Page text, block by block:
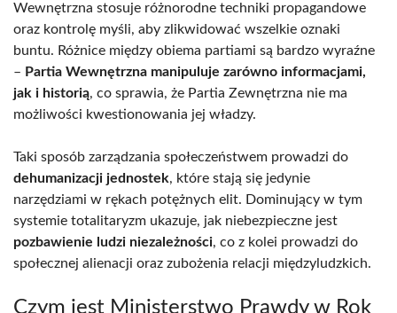
Wewnętrzna stosuje różnorodne techniki propagandowe
oraz kontrolę myśli, aby zlikwidować wszelkie oznaki
buntu. Różnice między obiema partiami są bardzo wyraźne
– Partia Wewnętrzna manipuluje zarówno informacjami,
jak i historią, co sprawia, że Partia Zewnętrzna nie ma
możliwości kwestionowania jej władzy.
Taki sposób zarządzania społeczeństwem prowadzi do
dehumanizacji jednostek, które stają się jedynie
narzędziami w rękach potężnych elit. Dominujący w tym
systemie totalitaryzm ukazuje, jak niebezpieczne jest
pozbawienie ludzi niezależności, co z kolei prowadzi do
społecznej alienacji oraz zubożenia relacji międzyludzkich.
Czym jest Ministerstwo Prawdy w Rok